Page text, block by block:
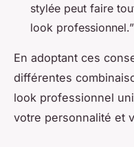
stylée peut faire
look professionnel.”
En adoptant ces
différentes
look professionnel
votre personnalité et